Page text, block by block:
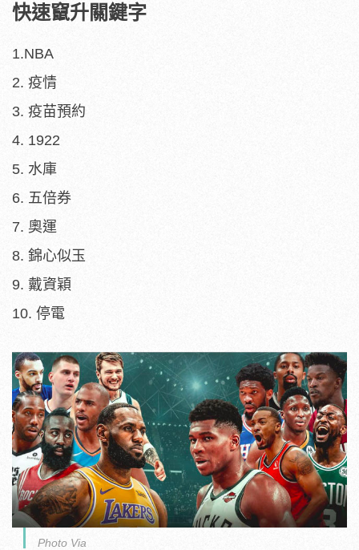
快速竄升關鍵字
1.NBA
2. 疫情
3. 疫苗預約
4. 1922
5. 水庫
6. 五倍券
7. 奧運
8. 錦心似玉
9. 戴資穎
10. 停電
Photo Via